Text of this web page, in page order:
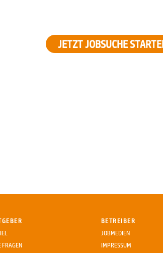
JETZT JOBSUCHE
FRAGEN
BETREIBER
JOBMEDIEN
IMPRESSUM